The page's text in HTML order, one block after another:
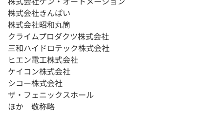
株式会社きんぱい
株式会社昭和丸筒
クライムプロダクツ株式会社
三和ハイドロテック株式会社
ヒエン電工株式会社
ケイコン株式会社
シコー株式会社
ザ・フェニックスホール
ほか 敬称略